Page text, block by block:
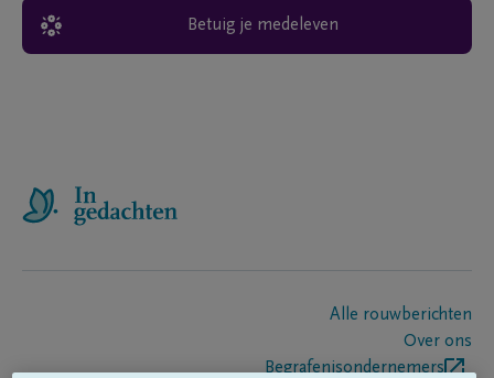
Betuig je medeleven
Alle rouwberichten
Over ons
Begrafenisondernemers